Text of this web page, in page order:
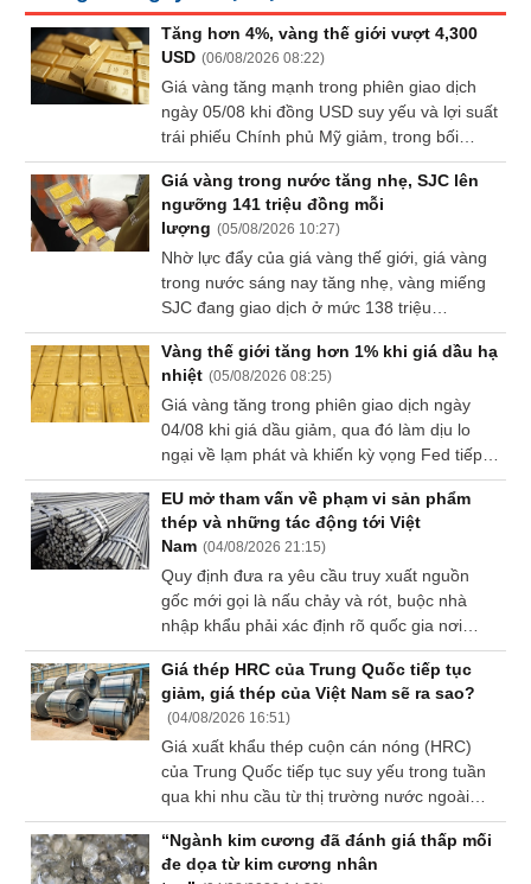
Tăng hơn 4%, vàng thế giới vượt 4,300
USD (06/08/2026 08:22)
Giá vàng tăng mạnh trong phiên giao dịch
ngày 05/08 khi đồng USD suy yếu và lợi suất
trái phiếu Chính phủ Mỹ giảm, trong bối
cảnh nhà đầu tư tiếp tục theo dõi diễn biến
tại Trung Đông để đánh giá triển vọng lạm
phát và chính sách lãi suất của Cục Dự trữ
Liên bang Mỹ (Fed).
Giá vàng trong nước tăng nhẹ, SJC lên
ngưỡng 141 triệu đồng mỗi
lượng (05/08/2026 10:27)
Nhờ lực đẩy của giá vàng thế giới, giá vàng
trong nước sáng nay tăng nhẹ, vàng miếng
SJC đang giao dịch ở mức 138 triệu
đồng/lượng ở chiều mua vào và 141 triệu
đồng/lượng ở chiều bán ra.
Vàng thế giới tăng hơn 1% khi giá dầu hạ
nhiệt (05/08/2026 08:25)
Giá vàng tăng trong phiên giao dịch ngày
04/08 khi giá dầu giảm, qua đó làm dịu lo
ngại về lạm phát và khiến kỳ vọng Fed tiếp
tục tăng lãi suất suy yếu. Nhà đầu tư hiện
hướng sự chú ý tới loạt dữ liệu việc làm của
Mỹ trong tuần này để tìm thêm manh mối về
đường đi của chính sách tiền tệ.
EU mở tham vấn về phạm vi sản phẩm
thép và những tác động tới Việt
Nam (04/08/2026 21:15)
Quy định đưa ra yêu cầu truy xuất nguồn
gốc mới gọi là nấu chảy và rót, buộc nhà
nhập khẩu phải xác định rõ quốc gia nơi
thép được nấu chảy và đúc ban đầu chứ
không chỉ nơi gia công hoàn thiện.
Giá thép HRC của Trung Quốc tiếp tục
giảm, giá thép của Việt Nam sẽ ra sao?
(04/08/2026 16:51)
Giá xuất khẩu thép cuộn cán nóng (HRC)
của Trung Quốc tiếp tục suy yếu trong tuần
qua khi nhu cầu từ thị trường nước ngoài
vẫn trầm lắng, trong khi thị trường Việt Nam
chịu thêm áp lực từ nguồn cung giá rẻ của
Indonesia và Ấn Độ.
“Ngành kim cương đã đánh giá thấp mối
đe dọa từ kim cương nhân
Thuật
ngữ
(-)
(-)
Đào
Sách
Công
cụ
Truyền